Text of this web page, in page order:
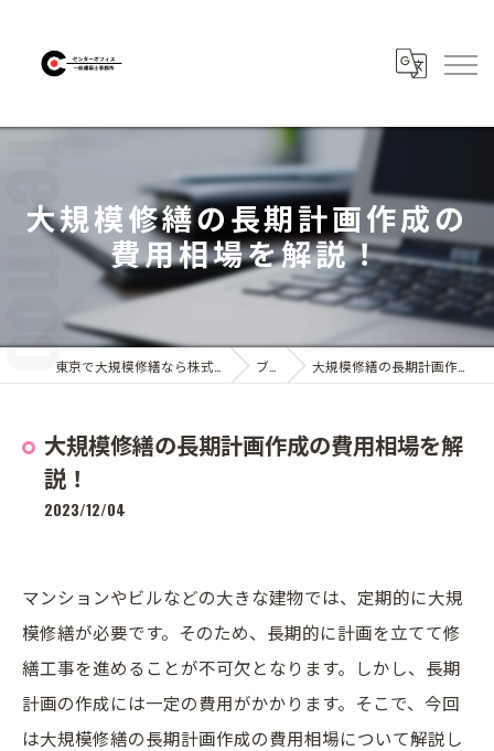
大規模修繕の長期計画作成の
費用相場を解説！
ブログ 大規模修繕の長期計画作成の費用相場を解説！
大規模修繕の長期計画作成の費用相場を解
説！
2023/12/04
マンションやビルなどの大きな建物では、定期的に大規
模修繕が必要です。そのため、長期的に計画を立てて修
繕工事を進めることが不可欠となります。しかし、長期
計画の作成には一定の費用がかかります。そこで、今回
は大規模修繕の長期計画作成の費用相場について解説し